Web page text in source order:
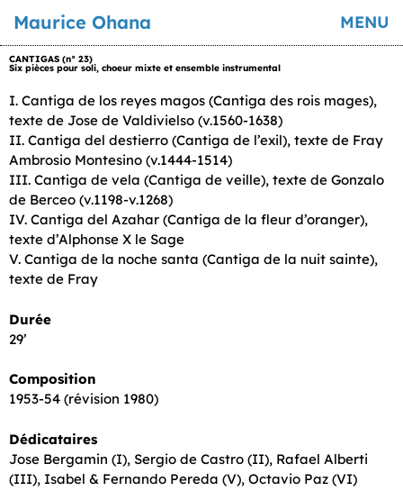
Maurice Ohana MENU
CANTIGAS (n° 23)
Six pièces pour soli, choeur mixte et ensemble instrumental
I. Cantiga de los reyes magos (Cantiga des rois mages),
texte de Jose de Valdivielso (v.1560-1638)
II. Cantiga del destierro (Cantiga de l’exil), texte de Fray
Ambrosio Montesino (v.1444-1514)
III. Cantiga de vela (Cantiga de veille), texte de Gonzalo
de Berceo (v.1198-v.1268)
IV. Cantiga del Azahar (Cantiga de la fleur d’oranger),
texte d’Alphonse X le Sage
V. Cantiga de la noche santa (Cantiga de la nuit sainte),
texte de Fray
Durée
29’
Composition
1953-54 (révision 1980)
Dédicataires
Jose Bergamin (I), Sergio de Castro (II), Rafael Alberti
(III), Isabel & Fernando Pereda (V), Octavio Paz (VI)